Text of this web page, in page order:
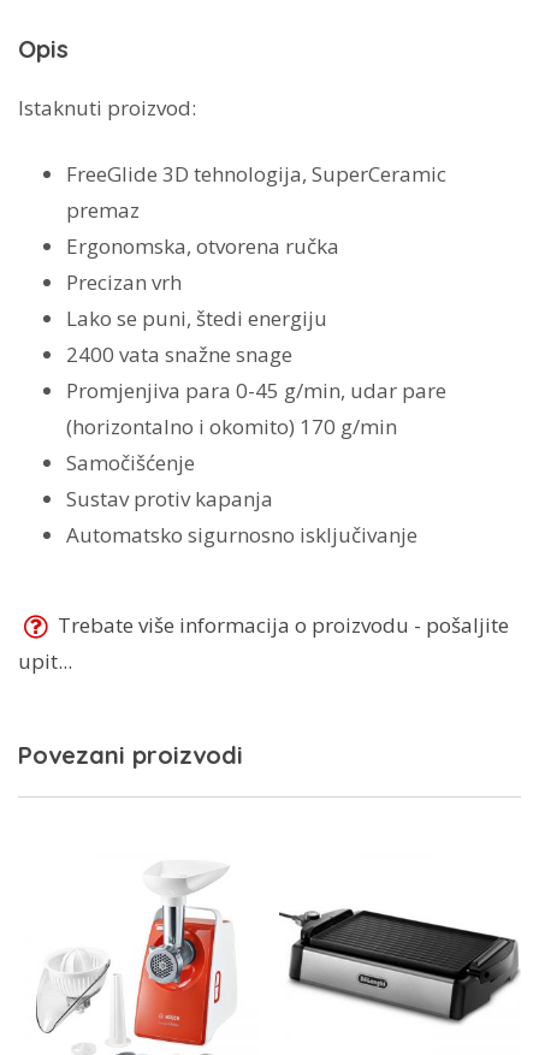
Opis
Istaknuti proizvod:
FreeGlide 3D tehnologija, SuperCeramic
premaz
Ergonomska, otvorena ručka
Precizan vrh
Lako se puni, štedi energiju
2400 vata snažne snage
Promjenjiva para 0-45 g/min, udar pare
(horizontalno i okomito) 170 g/min
Samočišćenje
Sustav protiv kapanja
Automatsko sigurnosno isključivanje
Trebate više informacija o proizvodu - pošaljite
upit...
Povezani proizvodi